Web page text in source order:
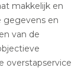
makkelijk en
gegevens en
van de
overstapservice